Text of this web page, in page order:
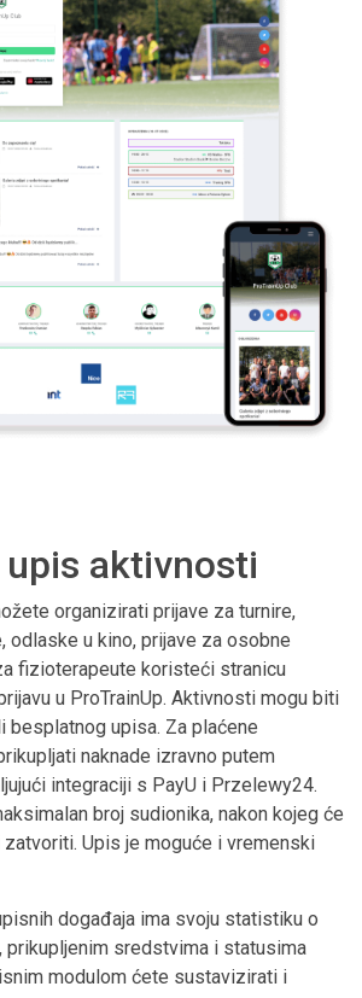
aktivnosti
organizirati prijave za turnire,
odlaske u kino, prijave za osobne
fizioterapeute koristeći stranicu
u ProTrainUp. Aktivnosti mogu biti
besplatnog upisa. Za plaćene
naknade izravno putem
integraciji s PayU i Przelewy24.
broj sudionika, nakon kojeg će
Upis je moguće i vremenski
događaja ima svoju statistiku o
prikupljenim sredstvima i statusima
modulom ćete sustavizirati i